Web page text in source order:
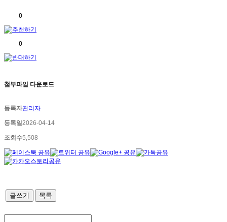
0
0
첨부파일 다운로드
등록자관리자
등록일2026-04-14
조회수5,508
글쓰기 목록